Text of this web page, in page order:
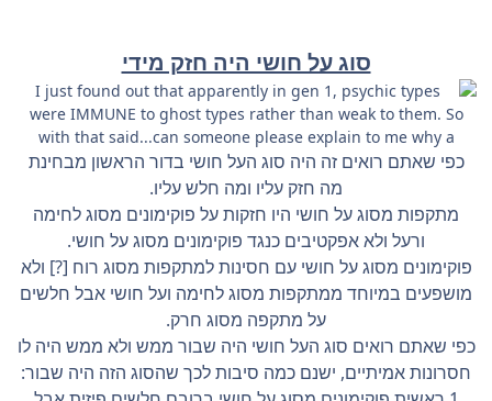
סוג על חושי היה חזק מידי
כפי שאתם רואים זה היה סוג העל חושי בדור הראשון מבחינת
מה חזק עליו ומה חלש עליו.
מתקפות מסוג על חושי היו חזקות על פוקימונים מסוג לחימה
ורעל ולא אפקטיבים כנגד פוקימונים מסוג על חושי.
פוקימונים מסוג על חושי עם חסינות למתקפות מסוג רוח [?] ולא
מושפעים במיוחד ממתקפות מסוג לחימה ועל חושי אבל חלשים
על מתקפה מסוג חרק.
כפי שאתם רואים סוג העל חושי היה שבור ממש ולא ממש היה לו
חסרונות אמיתיים, ישנם כמה סיבות לכך שהסוג הזה היה שבור: